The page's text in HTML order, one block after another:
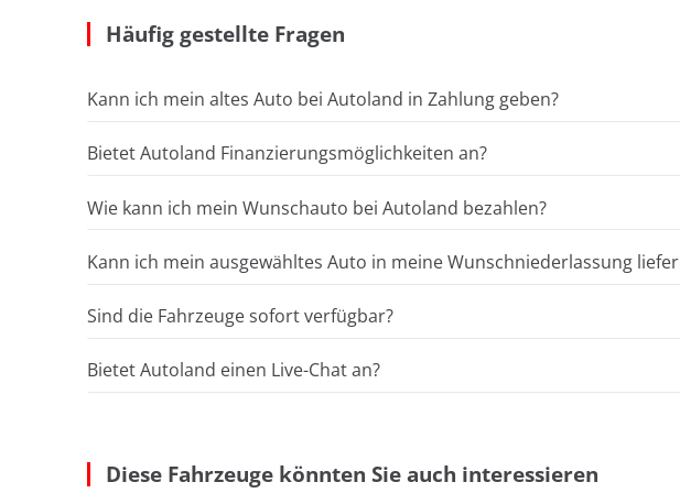
Häufig gestellte Fragen
Kann ich mein altes Auto bei Autoland in Zahlung geben?
Bietet Autoland Finanzierungsmöglichkeiten an?
Wie kann ich mein Wunschauto bei Autoland bezahlen?
Kann ich mein ausgewähltes Auto in meine Wunschniederlassung
Sind die Fahrzeuge sofort verfügbar?
Bietet Autoland einen Live-Chat an?
Diese Fahrzeuge könnten Sie auch interessieren